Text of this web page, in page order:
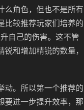
么角色，但也不是所有
比较推荐玩家们培养的
自己的伤害。这不管
和增加精锐的数量，
动。所以第一个推荐的
要进一步提升效率，那